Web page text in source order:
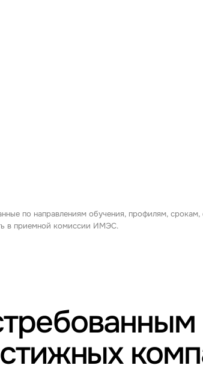
по направлениям обучения, профилям, срокам,
в приемной комиссии ИМЭС.